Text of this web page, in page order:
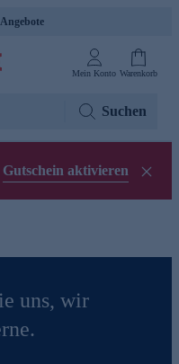
Mein Konto Warenkorb
Suchen
Gutschein aktivieren
uns, wir